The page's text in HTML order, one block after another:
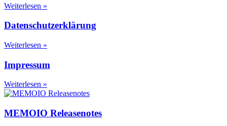
Weiterlesen »
Datenschutzerklärung
Weiterlesen »
Impressum
Weiterlesen »
MEMOIO Releasenotes